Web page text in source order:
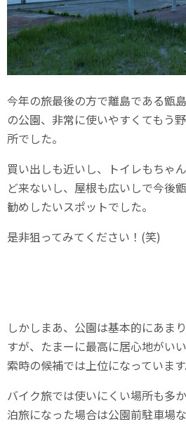
今年の旅最後の方で離島である甑
の公園、非常に使いやすくてもう
所でした。
買い出しも近いし、トイレもちゃ
ど来ないし、屋根も広いしで今後
勧めしたいスポットでした。
是非狙ってみてください！(笑)
しかしまあ、公園は基本的にあま
すが、たまーに最高に居心地がい
索時の候補では上位になっています
バイク旅では使いにくい場所も多
泊旅になった場合は公園前駐車場